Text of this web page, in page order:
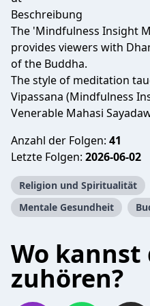
Beschreibung
The 'Mindfulness Insight
provides viewers with
of the Buddha.
The style of meditation
Vipassana (Mindfulness
Venerable Mahasi
Anzahl der Folgen: 41
Letzte Folgen: 2026-06-02
Religion und Spiritualität
Mentale Gesundheit
Wo kannst
zuhören?